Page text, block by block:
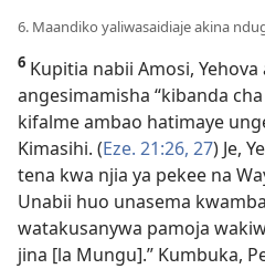
6. Maandiko yaliwasaidiaje akina
6 Kupitia nabii Amosi,
angesimamisha “kibanda
kifalme ambao hatimaye
Kimasihi. (Eze. 21:26, 27) Je,
tena kwa njia ya pekee na
Unabii huo unasema
watakusanywa pamoja
jina [la Mungu].” Kumbuka,